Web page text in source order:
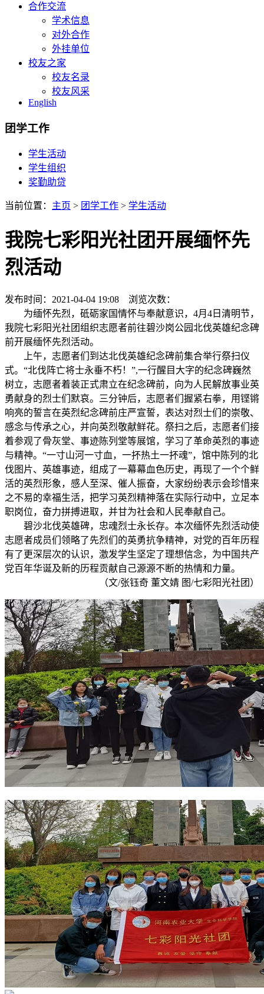
合作交流
学术信息
对外合作
外挂单位
校友之家
校友名录
校友风采
English
团学工作
学生活动
学生组织
奖勤助贷
当前位置： 主页 > 团学工作 > 学生活动
我院七彩阳光社团开展缅怀先
烈活动
发布时间：2021-04-04 19:08 浏览次数：
为缅怀先烈，砥砺家国情怀与奉献意识，4月4日清明节，
我院七彩阳光社团组织志愿者前往碧沙岗公园北伐英雄纪念碑
前开展缅怀先烈活动。
上午，志愿者们到达北伐英雄纪念碑前集合举行祭扫仪
式。“北伐阵亡将士永垂不朽！”,一行醒目大字的纪念碑巍然
树立，志愿者着装正式肃立在纪念碑前，向为人民解放事业英
勇献身的烈士们默哀。三分钟后，志愿者们握紧右拳，用铿锵
响亮的誓言在英烈纪念碑前庄严宣誓，表达对烈士们的崇敬、
感念与传承之心，并向英烈敬献鲜花。祭扫之后，志愿者们接
着参观了骨灰堂、事迹陈列堂等展馆，学习了革命英烈的事迹
与精神。“一寸山河一寸血，一抔热土一抔魂”，馆中陈列的北
伐图片、英雄事迹，组成了一幕幕血色历史，再现了一个个鲜
活的英烈形象，感人至深、催人振奋，大家纷纷表示会珍惜来
之不易的幸福生活，把学习英烈精神落在实际行动中，立足本
职岗位，奋力拼搏进取，并甘为社会和人民奉献自己。
碧沙北伐英雄碑，忠魂烈士永长存。本次缅怀先烈活动使
志愿者成员们领略了先烈们的英勇抗争精神，对党的百年历程
有了更深层次的认识，激发学生坚定了理想信念，为中国共产
党百年华诞及新的历程贡献自己源源不断的热情和力量。
（文/张钰奇 董文婧 图/七彩阳光社团）